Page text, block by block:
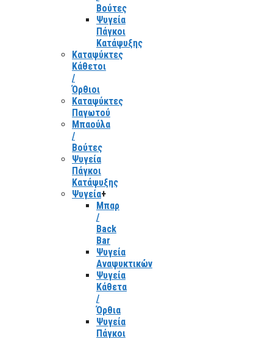
Βούτες
Ψυγεία
Πάγκοι
Κατάψυξης
Καταψύκτες
Κάθετοι
/
Όρθιοι
Καταψύκτες
Παγωτού
Μπαούλα
/
Βούτες
Ψυγεία
Πάγκοι
Κατάψυξης
Ψυγεία+
Μπαρ
/
Back
Bar
Ψυγεία
Αναψυκτικών
Ψυγεία
Κάθετα
/
Όρθια
Ψυγεία
Πάγκοι